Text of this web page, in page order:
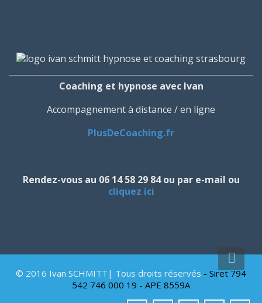
Coaching et hypnose avec Ivan
Accompagnement à distance / en ligne
PlusDeCoaching.fr
Rendez-vous au 06 14 58 29 84 ou par e-mail ou
cliquez ici
© 2016 Ivan SCHMITT| Tous droits réservés - Siret 794
542 746 000 19 - APE 8559A